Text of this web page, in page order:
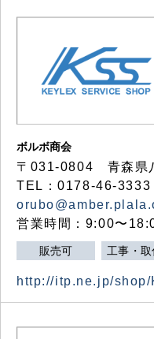
ボルボ商会
〒031-0804 青森県
TEL：0178-46-
営業時間：9:00〜
販売可 工事・
http://itp.ne.jp/